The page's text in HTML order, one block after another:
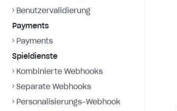
Benutzervalidierung
Payments
Payments
Spieldienste
Kombinierte Webhooks
Separate Webhooks
Personalisierungs-Webhook